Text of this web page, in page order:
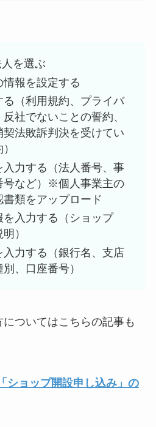
を選ぶ
報を設定する
（利用規約、プライバ
社でないことの誓約、
法敗訴判決を受けてい
力する（法人番号、事
号など）※個人事業主の
類をアップロード
を入力する（ショップ
）
力する（銀行名、支店
、口座番号）
ついてはこちらの記事も
ショップ開設申し込み」の